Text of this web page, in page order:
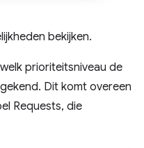
bekijken.
prioriteitsniveau de
Dit komt overeen
Requests, die